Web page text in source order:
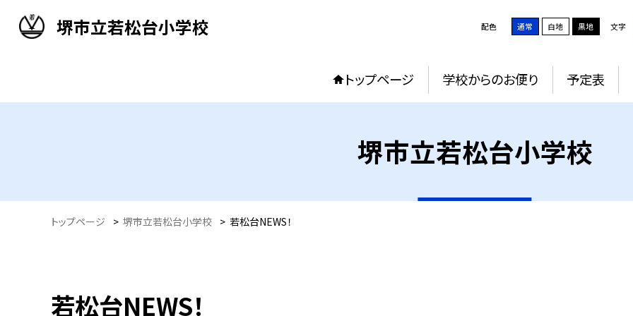
堺市立若松台小学校 配色 通常 白地 黒地 文字
トップページ 学校からのお便り 予定表
堺市立若松台小学校
トップページ > 堺市立若松台小学校 > 若松台NEWS！
若松台NEWS！